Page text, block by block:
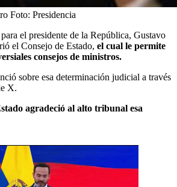
Foto: Presidencia
el presidente de la República, Gustavo
el Consejo de Estado, el cual le permite
consejos de ministros.
sobre esa determinación judicial a través
X.
agradeció al alto tribunal esa